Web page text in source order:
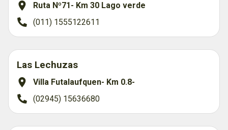
Ruta Nº71- Km 30 Lago verde
(011) 1555122611
Las Lechuzas
Villa Futalaufquen- Km 0.8-
(02945) 15636680